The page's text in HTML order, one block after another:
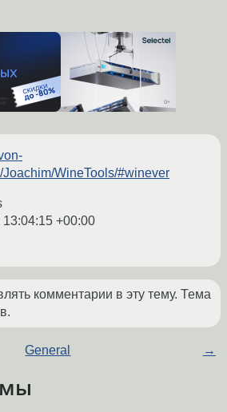
WineTools/#winever
+00:00
комментарии в эту тему. Тема
General →